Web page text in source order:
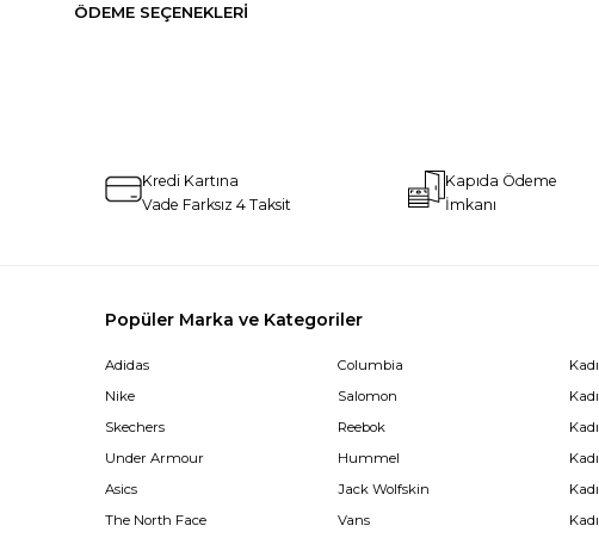
ÖDEME SEÇENEKLERI
Kredi Kartına
Vade Farksız 4 Taksit
Kapıda Ödeme
İmkanı
Popüler Marka ve Kategoriler
Adidas
Nike
Skechers
Under Armour
Asics
The North Face
Columbia
Salomon
Reebok
Hummel
Jack Wolfskin
Vans